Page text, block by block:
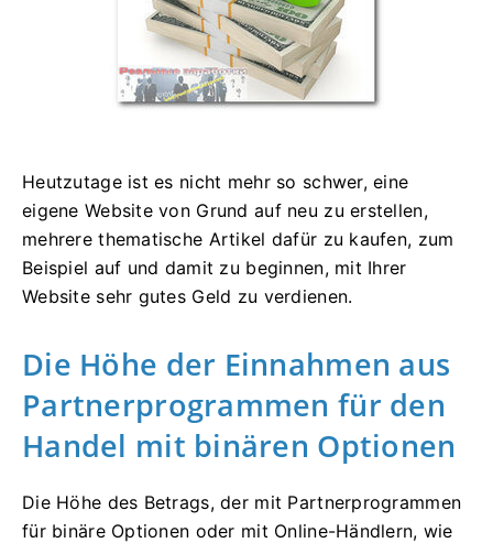
Heutzutage ist es nicht mehr so ​​schwer, eine
eigene Website von Grund auf neu zu erstellen,
mehrere thematische Artikel dafür zu kaufen, zum
Beispiel auf und damit zu beginnen, mit Ihrer
Website sehr gutes Geld zu verdienen.
Die Höhe der Einnahmen aus
Partnerprogrammen für den
Handel mit binären Optionen
Die Höhe des Betrags, der mit Partnerprogrammen
für binäre Optionen oder mit Online-Händlern, wie